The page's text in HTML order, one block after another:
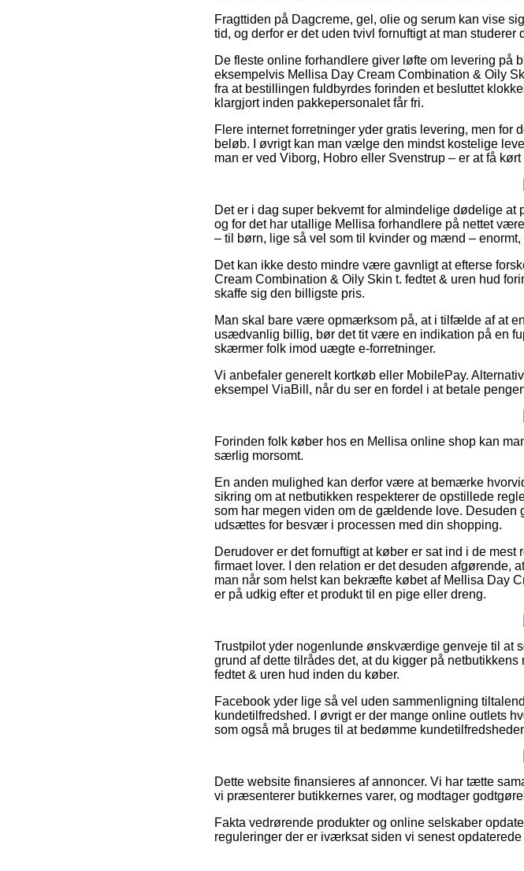
Fragttiden på Dagcreme, gel, olie og serum kan vise
tid, og derfor er det uden tvivl fornuftigt at man
De fleste online forhandlere giver løfte om levering på
eksempelvis Mellisa Day Cream Combination & Oily
fra at bestillingen fuldbyrdes forinden et besluttet
klargjort inden pakkepersonalet får fri.
Flere internet forretninger yder gratis levering, men
beløb. I øvrigt kan man vælge den mindst kostelige
man er ved Viborg, Hobro eller Svenstrup – er at få
Det er i dag super bekvemt for almindelige dødelige
og for det har utallige Mellisa forhandlere på nettet
– til børn, lige så vel som til kvinder og mænd –
Det kan ikke desto mindre være gavnligt at efterse
Cream Combination & Oily Skin t. fedtet & uren hud
skaffe sig den billigste pris.
Man skal bare være opmærksom på, at i tilfælde af at
usædvanlig billig, bør det tit være en indikation på en
skærmer folk imod uægte e-forretninger.
Vi anbefaler generelt kortkøb eller MobilePay.
eksempel ViaBill, når du ser en fordel i at betale
Forinden folk køber hos en Mellisa online shop kan
særlig morsomt.
En anden mulighed kan derfor være at bemærke
sikring om at netbutikken respekterer de opstillede
som har megen viden om de gældende love. Desuden
udsættes for besvær i processen med din shopping.
Derudover er det fornuftigt at køber er sat ind i de
firmaet lover. I den relation er det desuden afgørende,
man når som helst kan bekræfte købet af Mellisa Day
er på udkig efter et produkt til en pige eller dreng.
Trustpilot yder nogenlunde ønskværdige genveje til at
grund af dette tilrådes det, at du kigger på
fedtet & uren hud inden du køber.
Facebook yder lige så vel uden sammenligning
kundetilfredshed. I øvrigt er der mange online outlets
som også må bruges til at bedømme
Dette website finansieres af annoncer. Vi har tætte
vi præsenterer butikkernes varer, og modtager
Fakta vedrørende produkter og online selskaber
reguleringer der er iværksat siden vi senest